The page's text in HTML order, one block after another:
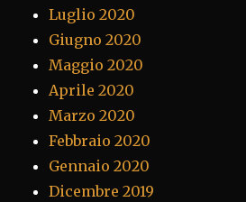
Luglio 2020
Giugno 2020
Maggio 2020
Aprile 2020
Marzo 2020
Febbraio 2020
Gennaio 2020
Dicembre 2019